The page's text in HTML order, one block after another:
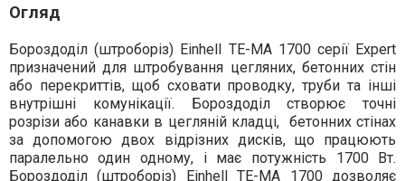
Огляд
Бороздоділ (штроборіз) Einhell TE-MA 1700 серії Expert
призначений для штробування цегляних, бетонних стін
або перекриттів, щоб сховати проводку, труби та інші
внутрішні комунікації. Бороздоділ створює точні
розрізи або канавки в цегляній кладці, бетонних стінах
за допомогою двох відрізних дисків, що працюють
паралельно один одному, і має потужність 1700 Вт.
Бороздоділ (штроборіз) Einhell TE-MA 1700 дозволяє